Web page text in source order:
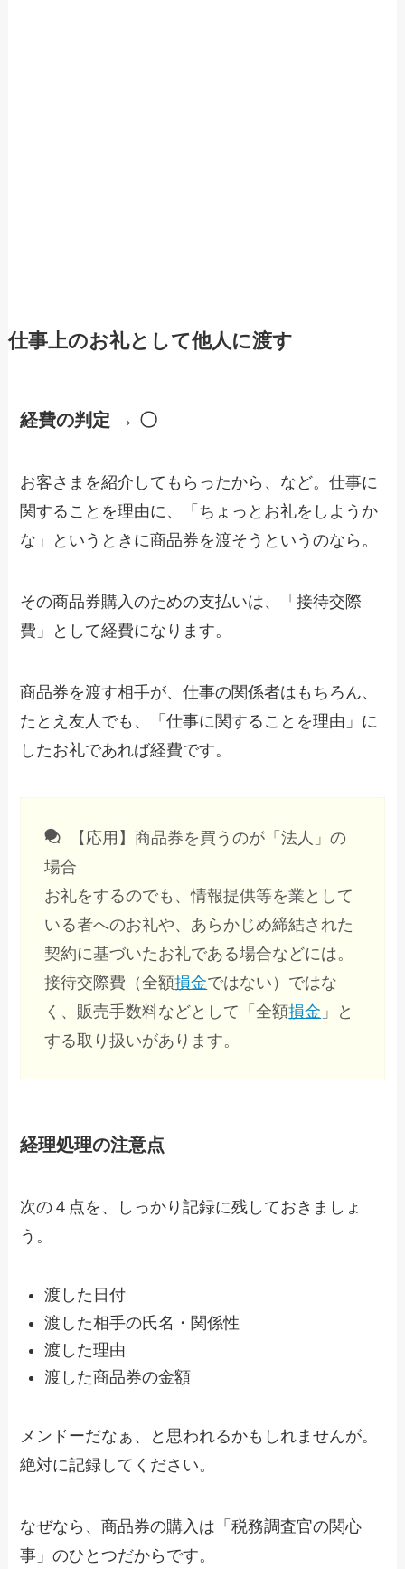
仕事上のお礼として他人に渡す
経費の判定 → 〇
お客さまを紹介してもらったから、など。仕事に
関することを理由に、「ちょっとお礼をしようか
な」というときに商品券を渡そうというのなら。
その商品券購入のための支払いは、「接待交際
費」として経費になります。
商品券を渡す相手が、仕事の関係者はもちろん、
たとえ友人でも、「仕事に関することを理由」に
したお礼であれば経費です。
【応用】商品券を買うのが「法人」の
場合
お礼をするのでも、情報提供等を業として
いる者へのお礼や、あらかじめ締結された
契約に基づいたお礼である場合などには。
接待交際費（全額損金ではない）ではな
く、販売手数料などとして「全額損金 」と
する取り扱いがあります。
経理処理の注意点
次の４点を、しっかり記録に残しておきましょ
う。
渡した日付
渡した相手の氏名・関係性
渡した理由
渡した商品券の金額
メンドーだなぁ、と思われるかもしれませんが。
絶対に記録してください。
なぜなら、商品券の購入は「税務調査官の関心
事」のひとつだからです。